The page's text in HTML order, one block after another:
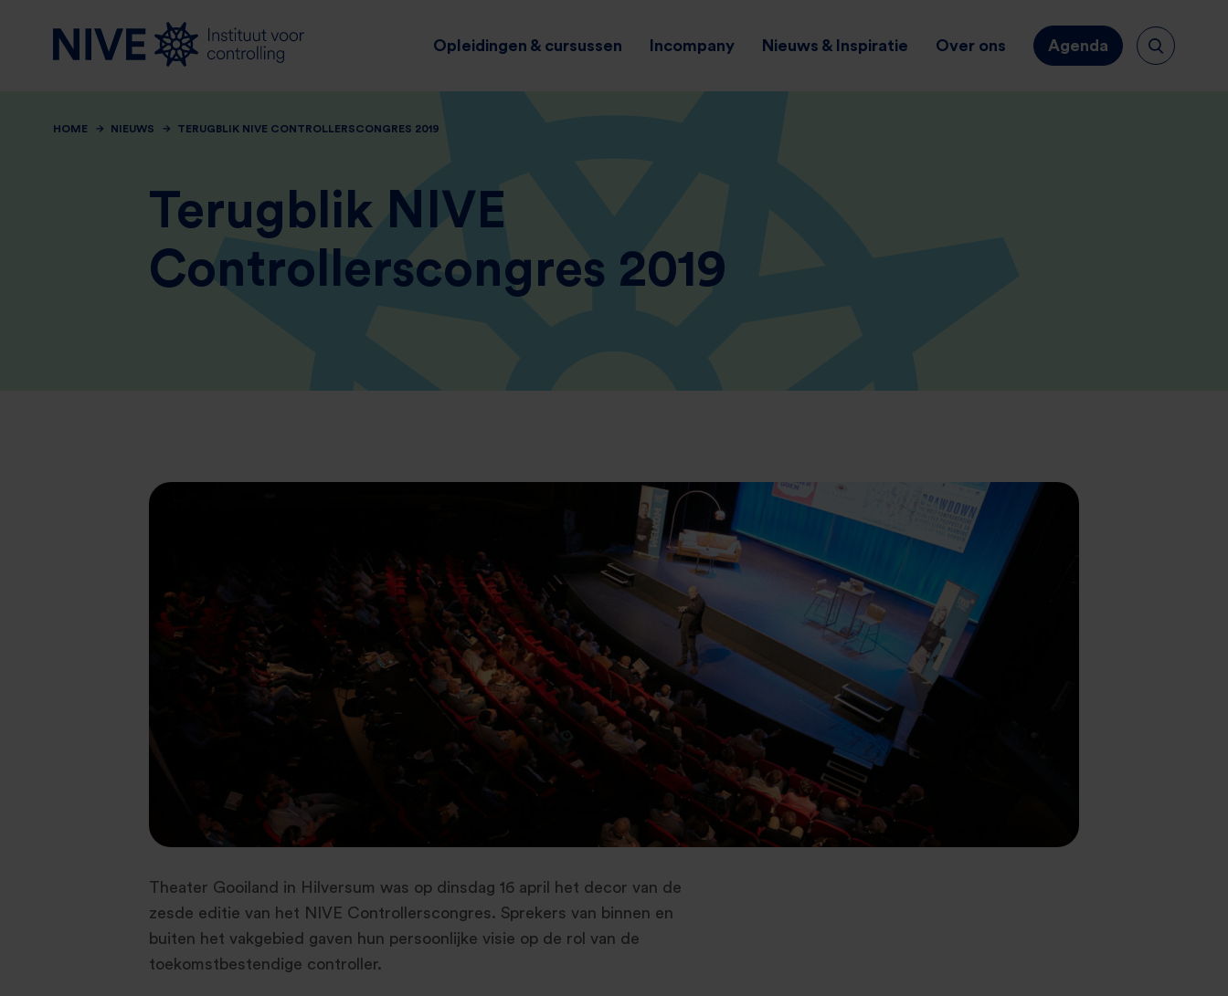
Opleidingen & cursussen Incompany Nieuws & Inspiratie Over ons Agenda
HOME NIEUWS TERUGBLIK NIVE CONTROLLERSCONGRES 2019
Terugblik NIVE
Controllerscongres 2019
Theater Gooiland in Hilversum was op dinsdag 16 april het decor van de
zesde editie van het NIVE Controllerscongres. Sprekers van binnen en
buiten het vakgebied gaven hun persoonlijke visie op de rol van de
toekomstbestendige controller.